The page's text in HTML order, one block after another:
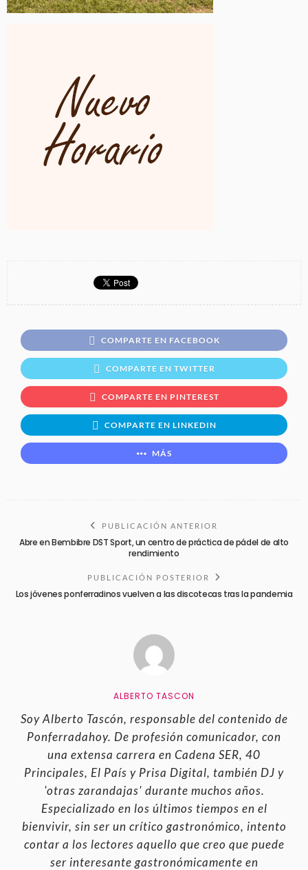
COMPARTE EN FACEBOOK
COMPARTE EN TWITTER
COMPARTE EN PINTEREST
COMPARTE EN LINKEDIN
MÁS
PUBLICACIÓN ANTERIOR
Abre en Bembibre DST Sport, un centro de práctica de pádel de alto
rendimiento
PUBLICACIÓN POSTERIOR
Los jóvenes ponferradinos vuelven a las discotecas tras la pandemia
ALBERTO TASCON
Soy Alberto Tascón, responsable del contenido de
Ponferradahoy. De profesión comunicador, con
una extensa carrera en Cadena SER, 40
Principales, El País y Prisa Digital, también DJ y
'otras zarandajas' durante muchos años.
Especializado en los últimos tiempos en el
bienvivir, sin ser un crítico gastronómico, intento
contar a los lectores aquello que creo que puede
ser interesante gastronómicamente en